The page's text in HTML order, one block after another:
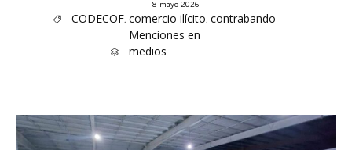
8 mayo 2026
 Tags
CODECOF, comercio ilícito, contrabando

Category
Menciones en
medios